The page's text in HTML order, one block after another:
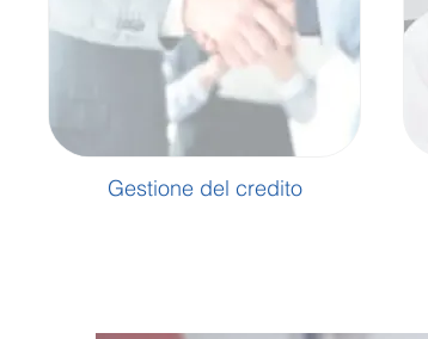
Gestione del credito